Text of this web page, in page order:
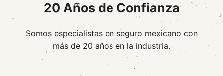
20 Años de Confianza
Somos especialistas en seguro mexicano con
más de 20 años en la industria.